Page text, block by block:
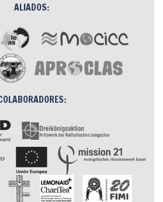
ALIADOS: